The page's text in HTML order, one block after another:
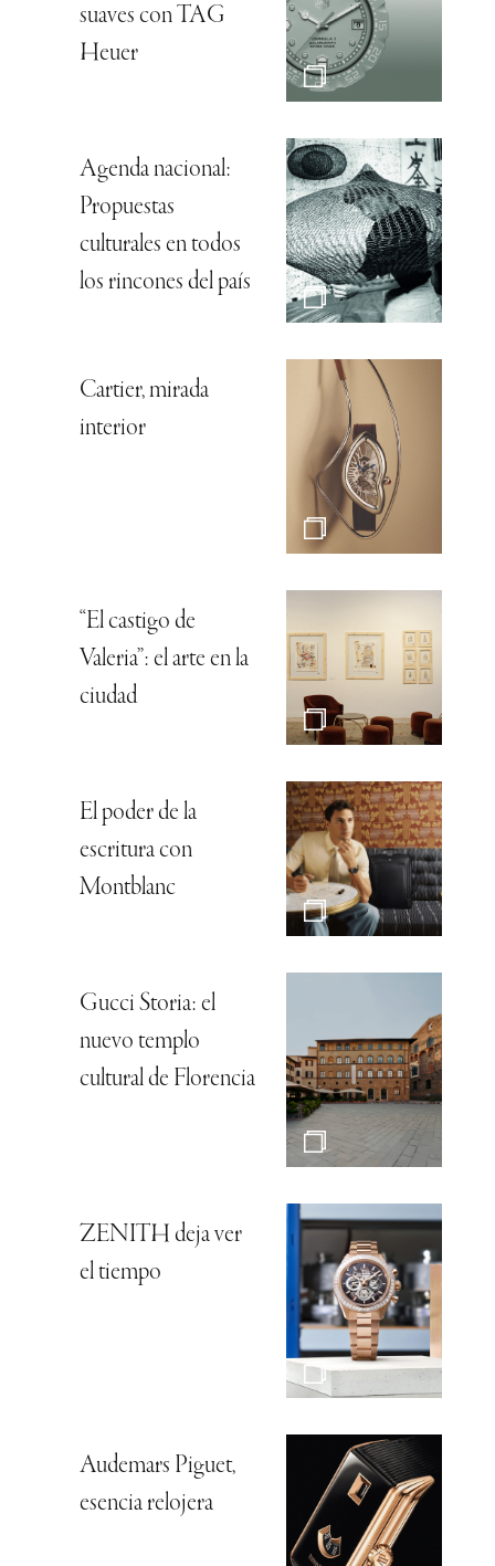
suaves con TAG
Heuer
Agenda nacional:
Propuestas
culturales en todos
los rincones del país
Cartier, mirada
interior
“El castigo de
Valeria”: el arte en la
ciudad
El poder de la
escritura con
Montblanc
Gucci Storia: el
nuevo templo
cultural de Florencia
ZENITH deja ver
el tiempo
Audemars Piguet,
esencia relojera